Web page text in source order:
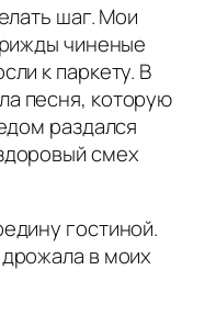
шаг. Мои
чиненые
к паркету. В
песня, которую
раздался
смех
гостиной.
в моих